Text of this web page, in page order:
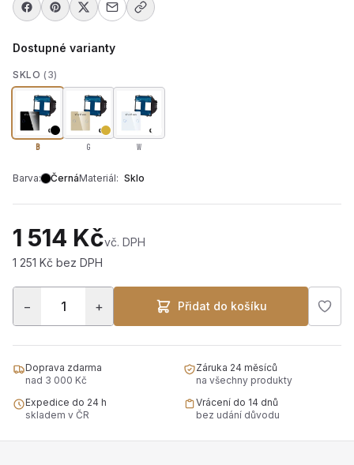
Dostupné varianty
SKLO (3)
B G W
Barva: ČernáMateriál: Sklo
1 514 Kčvč. DPH
1 251 Kč bez DPH
− + Přidat do košíku
Doprava zdarma
nad 3 000 Kč
Záruka 24 měsíců
na všechny produkty
Expedice do 24 h
skladem v ČR
Vrácení do 14 dnů
bez udání důvodu